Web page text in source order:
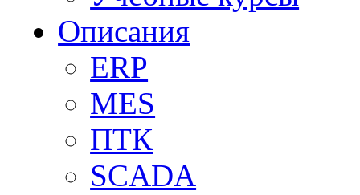
Описания
ERP
MES
ПТК
SCADA